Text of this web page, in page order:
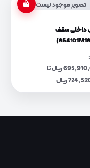
تصویر موجود نیست
داخلی سقف
از 695,910,000 ریال تا
ریال